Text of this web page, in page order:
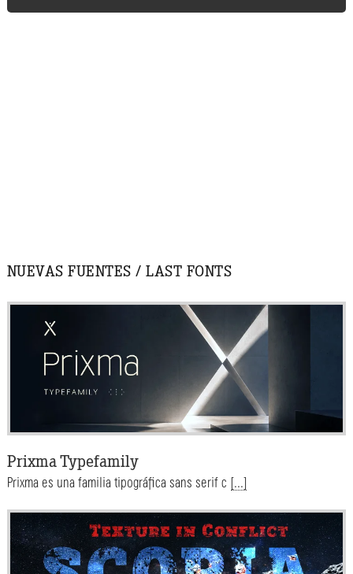
NUEVAS FUENTES / LAST FONTS
Prixma Typefamily
Prixma es una familia tipográfica sans serif c [...]